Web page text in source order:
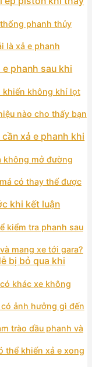
phanh thủy
là xả e phanh
phanh sau khi
khiến không khí lọt
nào cho thấy bạn
xả e phanh khi
không mở đường
có thay thế được
khi kết luận
kiểm tra phanh sau
mang xe tới gara?
bị bỏ qua khi
khác xe không
ảnh hưởng gì đến
trào dầu phanh và
thể khiến xả e xong